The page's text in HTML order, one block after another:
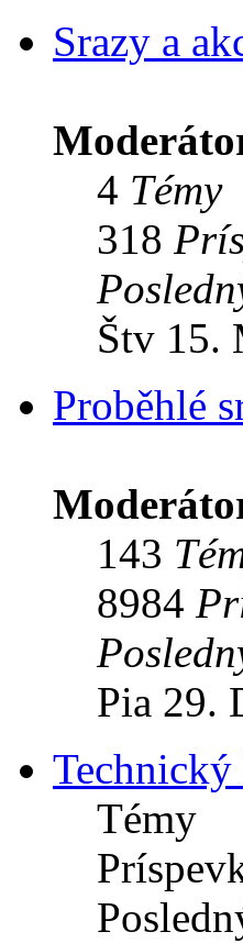
Srazy a
4 Témy
318
Štv 15.
Proběhlé
143
8984
Pia 29.
Témy